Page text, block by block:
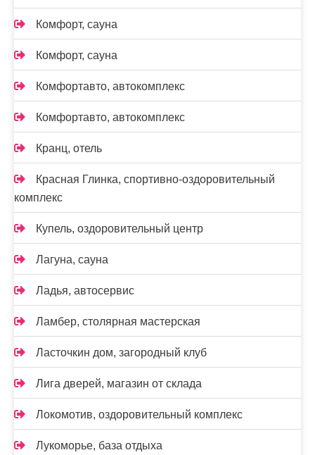
Комфорт, сауна
Комфорт, сауна
Комфортавто, автокомплекс
Комфортавто, автокомплекс
Кранц, отель
Красная Глинка, спортивно-оздоровительный
комплекс
Купель, оздоровительный центр
Лагуна, сауна
Ладья, автосервис
Ламбер, столярная мастерская
Ласточкин дом, загородный клуб
Лига дверей, магазин от склада
Локомотив, оздоровительный комплекс
Лукоморье, база отдыха